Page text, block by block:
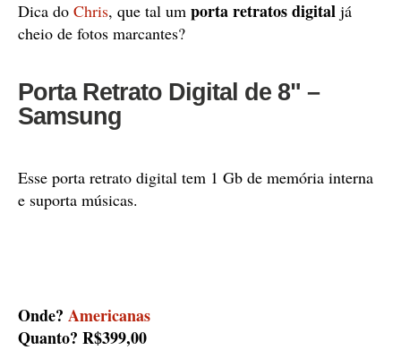
Dica do Chris, que tal um porta retratos digital já
cheio de fotos marcantes?
Porta Retrato Digital de 8" –
Samsung
Esse porta retrato digital tem 1 Gb de memória interna
e suporta músicas.
Onde? Americanas
Quanto? R$399,00